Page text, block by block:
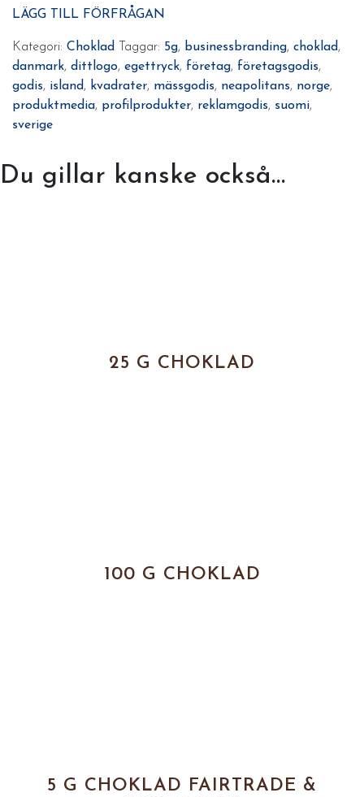
LÄGG TILL FÖRFRÅGAN
Kategori: Choklad Taggar: 5g, businessbranding, choklad,
danmark, dittlogo, egettryck, företag, företagsgodis,
godis, island, kvadrater, mässgodis, neapolitans, norge,
produktmedia, profilprodukter, reklamgodis, suomi,
sverige
Du gillar kanske också…
25 G CHOKLAD
100 G CHOKLAD
5 G CHOKLAD FAIRTRADE &